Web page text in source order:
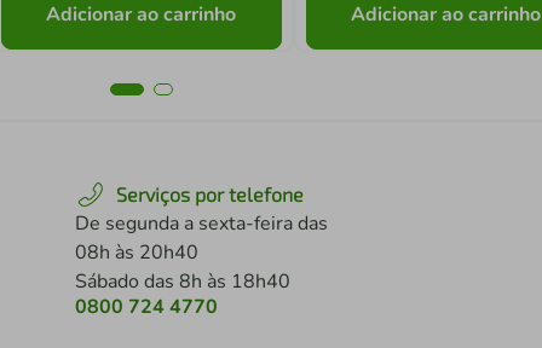
Adicionar ao carrinho Adicionar ao carrinho
Serviços por telefone
De segunda a sexta-feira das
08h às 20h40
Sábado das 8h às 18h40
0800 724 4770